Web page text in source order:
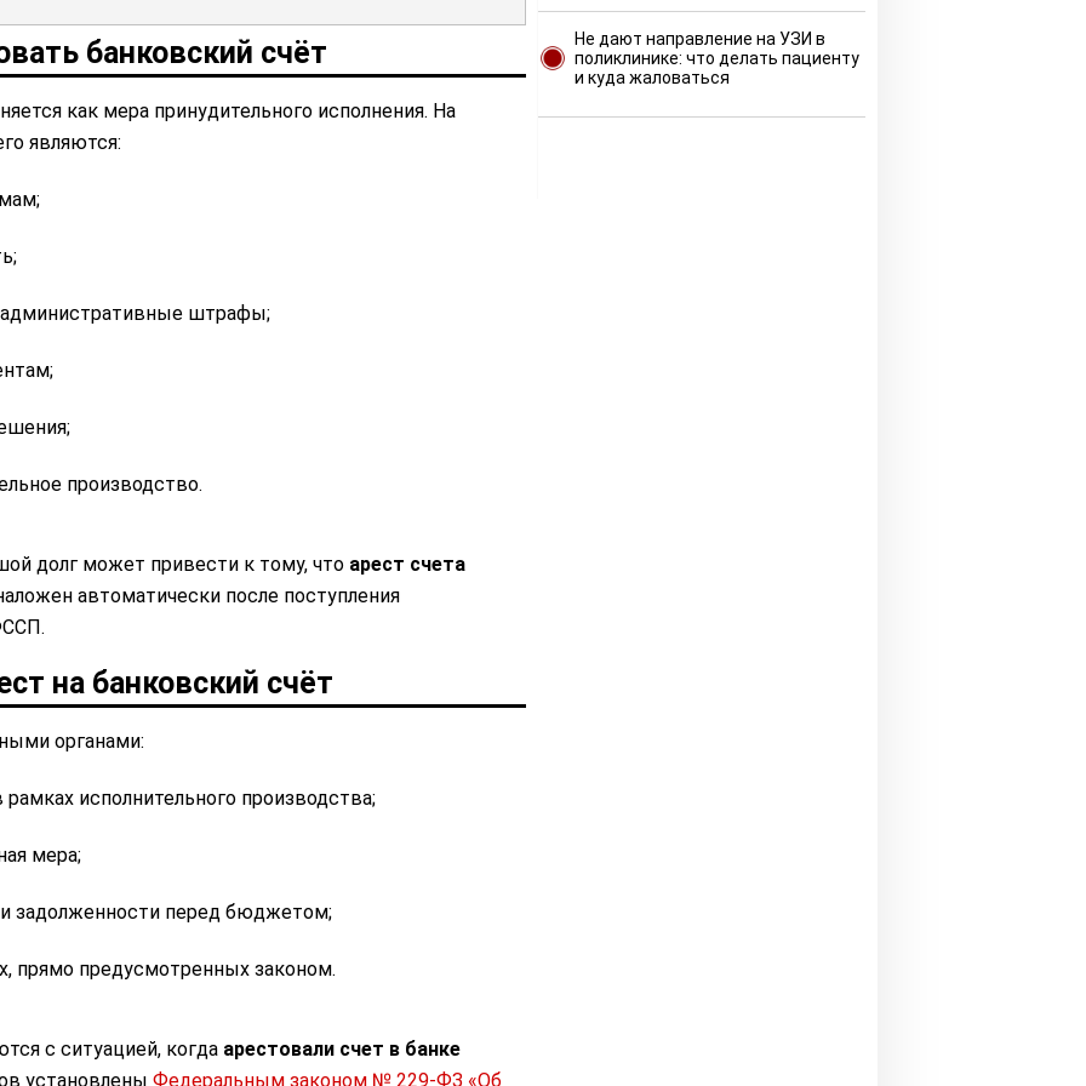
банковский счёт
как мера принудительного исполнения. На
являются:
штрафы;
производство.
долг может привести к тому, что арест счета
автоматически после поступления
на банковский счёт
органами:
исполнительного производства;
мера;
задолженности перед бюджетом;
прямо предусмотренных законом.
с ситуацией, когда арестовали счет в банке
установлены Федеральным законом № 229-ФЗ «Об
Не дают направление на УЗИ в
поликлинике: что делать пациенту
и куда жаловаться